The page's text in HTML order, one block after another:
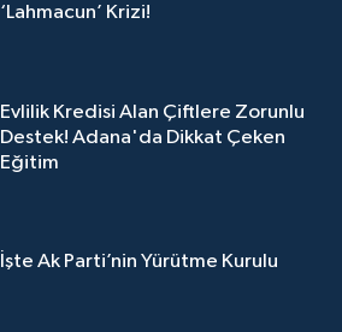
‘Lahmacun’ Krizi!
Evlilik Kredisi Alan Çiftlere Zorunlu
Destek! Adana'da Dikkat Çeken
Eğitim
İşte Ak Parti’nin Yürütme Kurulu